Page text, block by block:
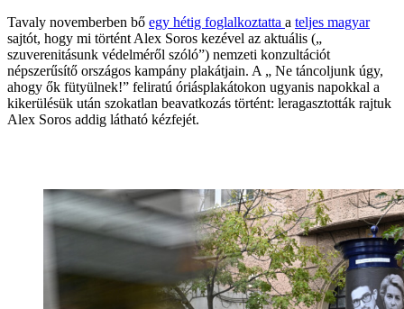
Tavaly novemberben bő egy hétig foglalkoztatta a teljes magyar
sajtót, hogy mi történt Alex Soros kezével az aktuális („
szuverenitásunk védelméről szóló”) nemzeti konzultációt
népszerűsítő országos kampány plakátjain. A „ Ne táncoljunk úgy,
ahogy ők fütyülnek!” feliratú óriásplakátokon ugyanis napokkal a
kikerülésük után szokatlan beavatkozás történt: leragasztották rajtuk
Alex Soros addig látható kézfejét.